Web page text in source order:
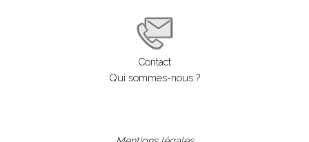
Contact
Qui sommes-nous ?